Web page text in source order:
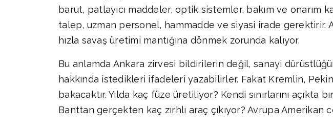
barut, patlayıcı maddeler, optik sistemler, bakım ve
talep, uzman personel, hammadde ve siyasi irade gerektirir.
hızla savaş üretimi mantığına dönmek zorunda kalıyor.
Bu anlamda Ankara zirvesi bildirilerin değil, sanayi
hakkında istedikleri ifadeleri yazabilirler. Fakat Kremlin,
bakacaktır. Yılda kaç füze üretiliyor? Kendi sınırlarını
Banttan gerçekten kaç zırhlı araç çıkıyor? Avrupa